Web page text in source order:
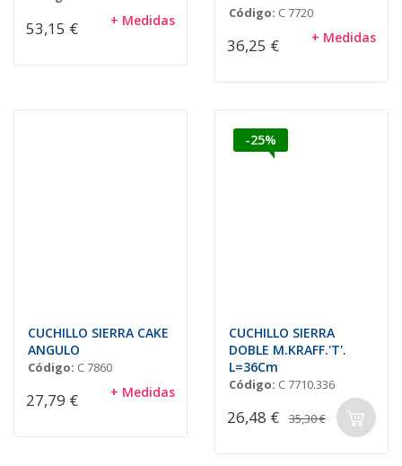
53,15 € + Medidas Código: C 7720
36,25 € + Medidas
CUCHILLO SIERRA CAKE
ANGULO
Código: C 7860
27,79 € + Medidas
-25%
CUCHILLO SIERRA
DOBLE M.KRAFF.'T'.
L=36Cm
Código: C 7710.336
26,48 € 35,30 €